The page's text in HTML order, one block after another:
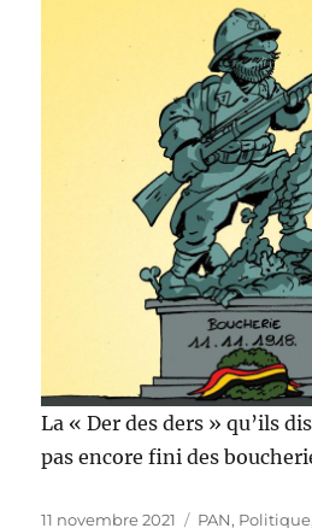
La « Der des ders » qu’ils
pas encore fini des
Publié
11 novembre 2021 Catégories
PAN,